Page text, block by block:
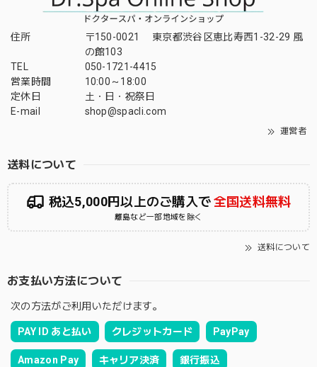
住所
〒150-0021 東京都渋谷区恵比寿西1-32-29 風
の館103
TEL
050-1721-4415
営業時間
10:00～18:00
定休日
土・日・祝祭日
E-mail
shop@spacli.com
運営者
送料について
税込5,000円以上のご購入で全国送料無料
離島など一部地域を除く
送料について
お支払い方法について
次の方法がご利用いただけます。
PAY ID あと払い クレジットカード PayPay
Amazon Pay キャリア決済 銀行振込